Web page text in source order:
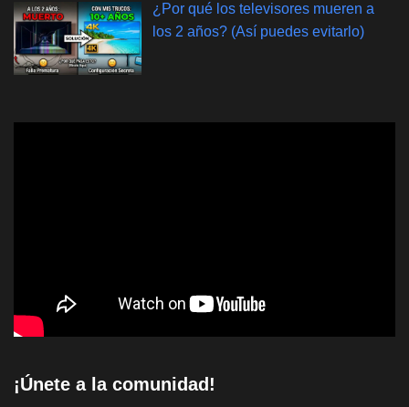
¿Por qué los televisores mueren a
los 2 años? (Así puedes evitarlo)
¡Únete a la comunidad!